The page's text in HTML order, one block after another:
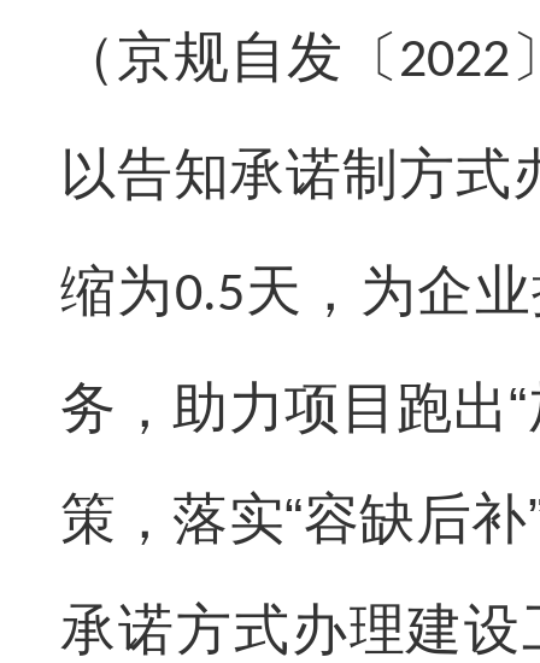
（京规自发〔 2022
以告知承诺制方式
缩为0.5天，为企
务，助力项目跑出
策，落实“容缺后
承诺方式办理建